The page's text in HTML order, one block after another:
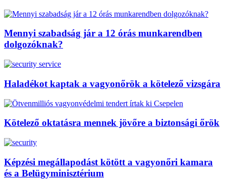
Mennyi szabadság jár a 12 órás munkarendben
dolgozóknak?
Haladékot kaptak a vagyonőrök a kötelező vizsgára
Kötelező oktatásra mennek jövőre a biztonsági őrök
Képzési megállapodást kötött a vagyonőri kamara
és a Belügyminisztérium